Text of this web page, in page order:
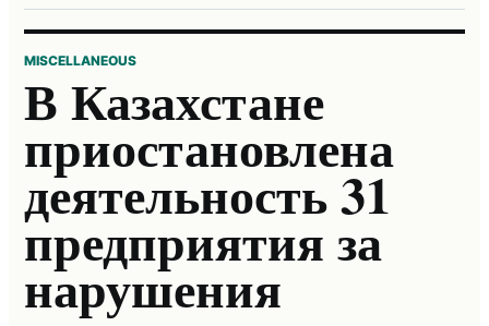
MISCELLANEOUS
В Казахстане
приостановлена
деятельность 31
предприятия за
нарушения